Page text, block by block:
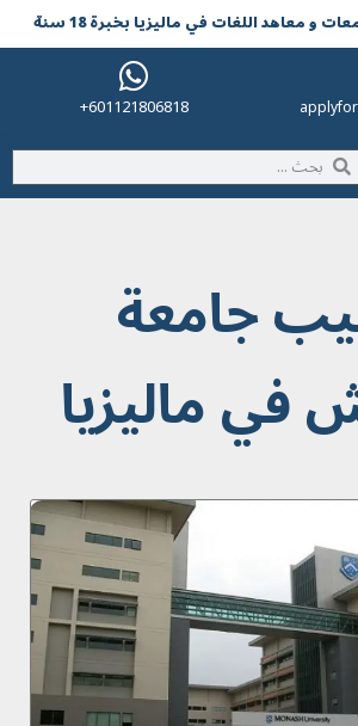
و معاهد اللغات في مالیزیا بخبرة 18 سنة
601121806818+
جامعة
في ماليزيا